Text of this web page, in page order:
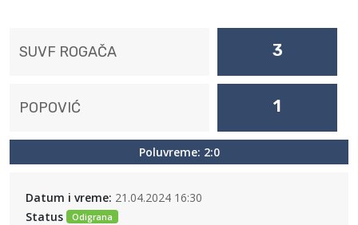
SUVF ROGAČA 3
POPOVIĆ 1
Poluvreme: 2:0
Datum i vreme: 21.04.2024 16:30
Status
Odigrana